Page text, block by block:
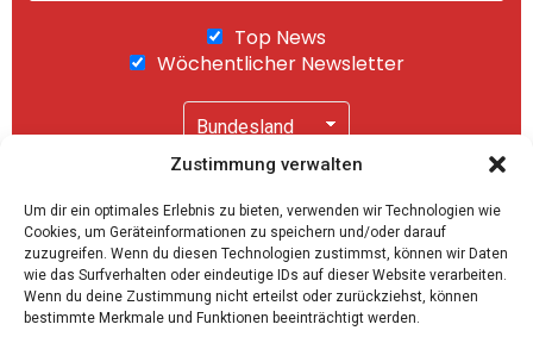
Zustimmung verwalten
Um dir ein optimales Erlebnis zu bieten, verwenden wir Technologien wie
Cookies, um Geräteinformationen zu speichern und/oder darauf
zuzugreifen. Wenn du diesen Technologien zustimmst, können wir Daten
wie das Surfverhalten oder eindeutige IDs auf dieser Website verarbeiten.
Wenn du deine Zustimmung nicht erteilst oder zurückziehst, können
bestimmte Merkmale und Funktionen beeinträchtigt werden.
Top News
Wöchentlicher Newsletter
"Abonnieren" akzeptierst Du unsere
Datenschutzerklärung.